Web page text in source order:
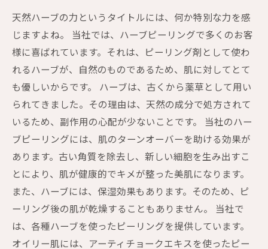
天然ハーブの力というタイトルには、何か特別な力を感
じますよね。 当社では、ハーブピーリングで多くのお客
様に喜ばれています。それは、ピーリング剤として使わ
れるハーブが、自然のものであるため、肌に対してとて
も優しいからです。 ハーブは、古くから薬草として用い
られてきました。その理由は、天然の成分で処方されて
いるため、副作用の心配が少ないことです。 当社のハー
ブピーリングには、肌のターンオーバーを助ける効果が
あります。古い角質を除去し、新しい細胞を生み出すこ
とにより、肌が健康的でキメが整った美肌になります。
また、ハーブには、保湿効果もあります。そのため、ピ
ーリング後の肌が乾燥することもありません。 当社で
は、各種ハーブを使ったピーリングを提供しています。
オイリー肌には、アーティチョークエキスを使ったピー